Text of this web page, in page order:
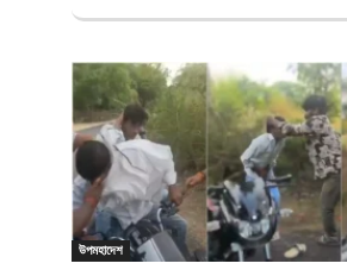
উপমহাদেশ